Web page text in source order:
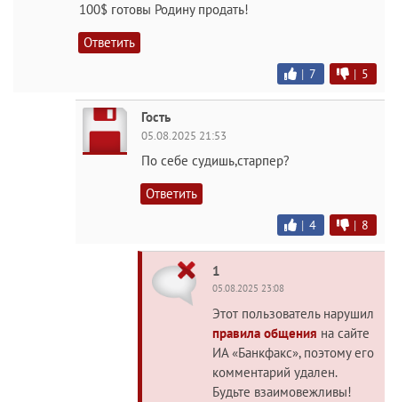
100$ готовы Родину продать!
Ответить
| 7 | 5
Гость
05.08.2025 21:53
По себе судишь,старпер?
Ответить
| 4 | 8
1
05.08.2025 23:08
Этот пользователь нарушил
правила общения на сайте
ИА «Банкфакс», поэтому его
комментарий удален.
Будьте взаимовежливы!